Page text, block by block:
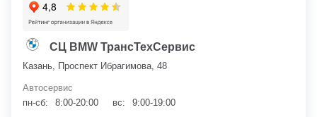
СЦ BMW ТрансТехСервис
Казань, Проспект Ибрагимова, 48
Автосервис
пн-сб:
8:00-20:00 вс: 9:00-19:00